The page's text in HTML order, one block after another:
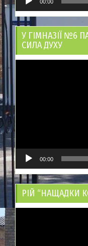
00:00
У ГІМНАЗІЇ №6
СИЛА ДУХУ
00:00
РІЙ “НАЩАДКИ